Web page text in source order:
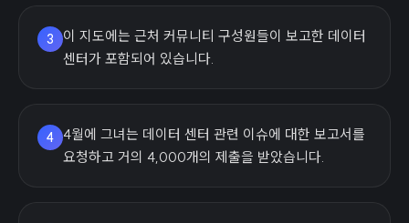
3
이 지도에는 근처 커뮤니티 구성원들이 보고한 데이터
센터가 포함되어 있습니다.
4
4월에 그녀는 데이터 센터 관련 이슈에 대한 보고서를
요청하고 거의 4,000개의 제출을 받았습니다.